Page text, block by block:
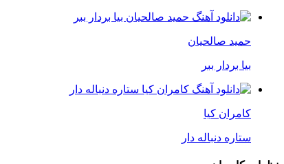
حمید صالحیان
بیا بردار ببر
کامران کیا
ستاره دنباله دار